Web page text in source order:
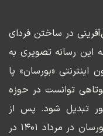
در ساختن فردای
این رسانه تصویری به
اینترنتی «بورسان» پا
توانست در حوزه
تبدیل شود. پس از
حدود دو و نیم سال فعالیت مستمر، بورسان در مرداد ۱۴۰۱ در